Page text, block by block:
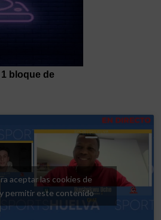
aceptar las cookies de
permitir este contenido